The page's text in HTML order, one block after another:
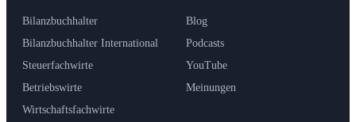
Bilanzbuchhalter
Bilanzbuchhalter International
Steuerfachwirte
Betriebswirte
Wirtschaftsfachwirte
Blog
Podcasts
YouTube
Meinungen